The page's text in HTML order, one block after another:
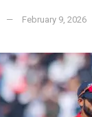
February 9, 2026